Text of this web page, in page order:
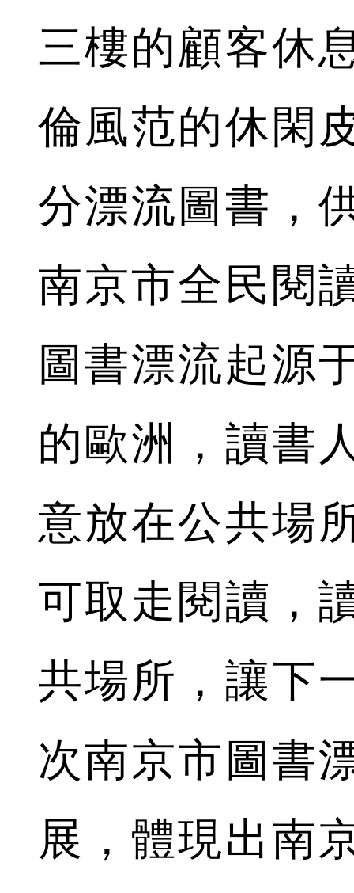
三樓的顧客休
倫風范的休閑
分漂流圖書，
南京市全民閱
圖書漂流起源
的歐洲，讀書
意放在公共場
可取走閱讀，
共場所，讓下
次南京市圖書
展，體現出南